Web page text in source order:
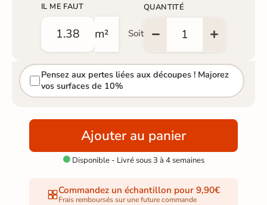
IL ME FAUT
m² Soit
QUANTITÉ
Pensez aux pertes liées aux découpes ! Majorez
vos surfaces de 10%
Ajouter au panier
Disponible - Livré sous 3 à 4 semaines
Commandez un échantillon pour 9,90€
Frais remboursés sur une future commande